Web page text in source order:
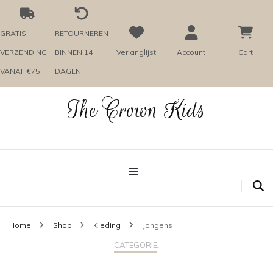
The Crown Kids
Home Shop Kleding Jongens
CATEGORIE,
GRATIS
VERZENDING
VANAF €75
RETOURNEREN
BINNEN 14
DAGEN
Verlanglijst Account Cart